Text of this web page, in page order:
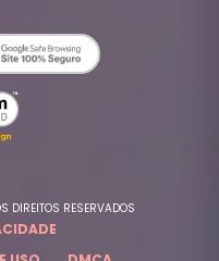
DIREITOS RESERVADOS